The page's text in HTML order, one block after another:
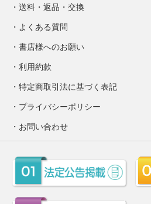
送料・返品・交換
よくある質問
書店様へのお願い
利用約款
特定商取引法に基づく表記
プライバシーポリシー
お問い合わせ